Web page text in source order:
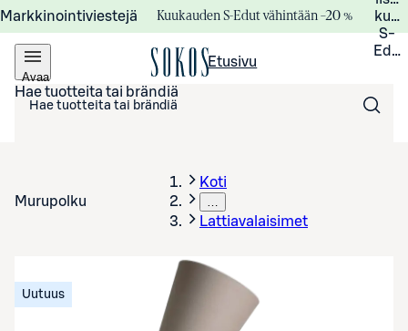
Markkinointiviestejä Kuukauden S-Edut vähintään –20 %
S-
Avaa
valikko
Etusivu
Hae tuotteita tai brändiä
Murupolku
Koti
…
Lattiavalaisimet
Uutuus